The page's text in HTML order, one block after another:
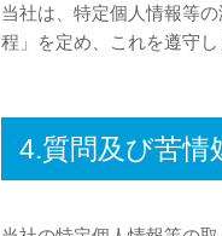
当社は、特定個人情報等
程」を定め、これを遵守し
4.質問及び苦情